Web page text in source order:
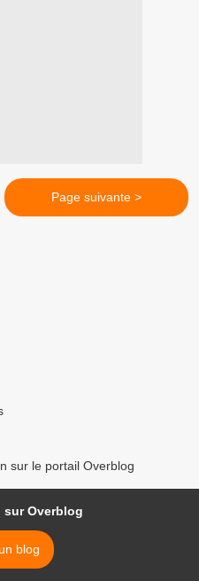
Page suivante >
sur le portail Overblog
sur Overblog
blog